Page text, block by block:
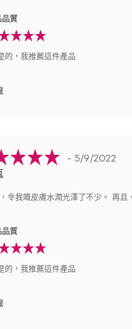
品質
的，我推薦這件產品
- 5/9/2022
令我嘅皮膚水潤光澤了不少。 再
品質
的，我推薦這件產品